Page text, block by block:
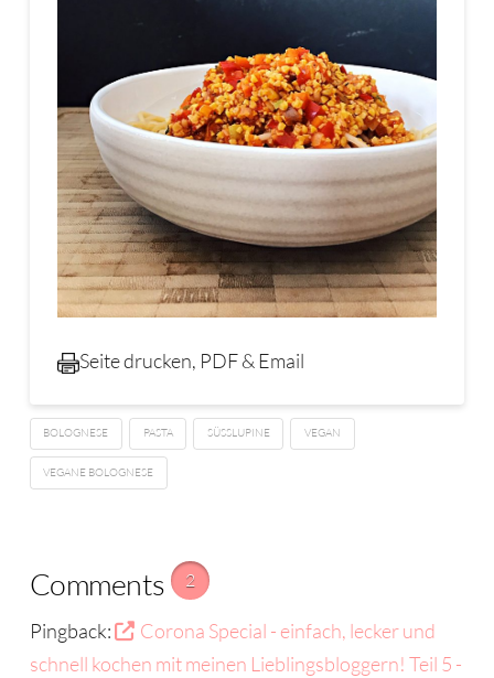
Seite drucken, PDF & Email
BOLOGNESE PASTA SÜSSLUPINE VEGAN
VEGANE BOLOGNESE
Comments 2
Pingback:
Corona Special - einfach, lecker und
schnell kochen mit meinen Lieblingsbloggern! Teil 5 -